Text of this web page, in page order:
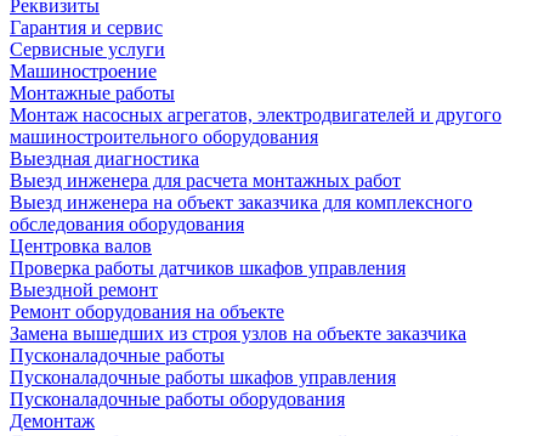
Реквизиты
Гарантия и сервис
Сервисные услуги
Машиностроение
Монтажные работы
Монтаж насосных агрегатов, электродвигателей и другого
машиностроительного оборудования
Выездная диагностика
Выезд инженера для расчета монтажных работ
Выезд инженера на объект заказчика для комплексного
обследования оборудования
Центровка валов
Проверка работы датчиков шкафов управления
Выездной ремонт
Ремонт оборудования на объекте
Замена вышедших из строя узлов на объекте заказчика
Пусконаладочные работы
Пусконаладочные работы шкафов управления
Пусконаладочные работы оборудования
Демонтаж